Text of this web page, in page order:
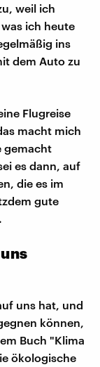
weil ich
ich heute
ins
dem Auto zu
Flugreise
macht mich
gemacht
es dann, auf
die es im
gute
uns hat, und
können,
Buch "Klima
ökologische